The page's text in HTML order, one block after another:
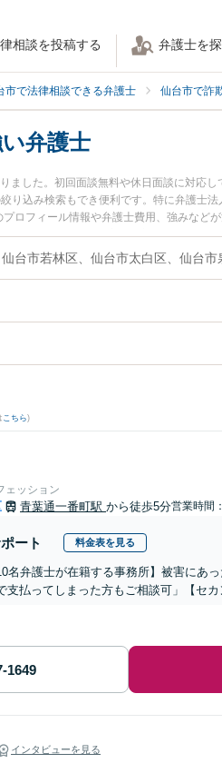
相談を投稿する 弁護士を
市で法律相談できる弁護士 仙台市で詐
弁護士
ました。初回面談無料や休日面談に対応
り込み検索もでき便利です。特に弁護士
ロフィール情報や弁護士費用、強みなど
のトラブル解決の実績豊富な近くの弁
におすすめです。
台市若林区、仙台市太白区、仙台市
こちら)
ェッション
青葉通一番町駅 から徒歩5分営業時間
ート 料金表を見る
名弁護士が在籍する事務所】被害にあ
支払ってしまった方もご相談可」【セ
インタビューを見る